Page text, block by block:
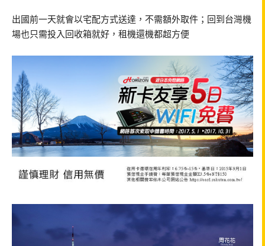
出國前一天就會以宅配方式送達，不需額外取件；回到台灣機
場也只需投入回收箱就好，租機還機都超方便